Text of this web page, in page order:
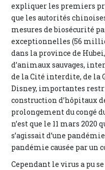
expliquer les premiers
que les autorités
mesures de biosécurité
exceptionnelles (56
dans la province de
d’animaux sauvages,
de la Cité interdite, de la
Disney, importantes
construction d’hôpitaux
prolongement du congé
n’est que le 11 mars 2020
s’agissait d’une
pandémie causée par un
Cependant le virus a pu